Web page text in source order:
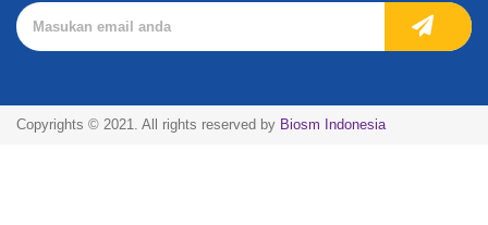
Copyrights © 2021. All rights reserved by Biosm Indonesia